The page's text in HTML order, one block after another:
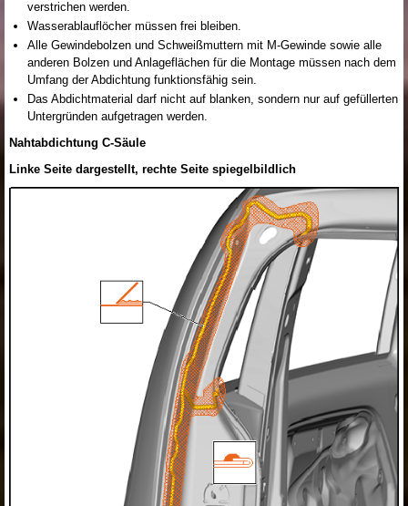
verstrichen werden.
Wasserablauflöcher müssen frei bleiben.
Alle Gewindebolzen und Schweißmuttern mit M-Gewinde sowie alle
anderen Bolzen und Anlageflächen für die Montage müssen nach dem
Umfang der Abdichtung funktionsfähig sein.
Das Abdichtmaterial darf nicht auf blanken, sondern nur auf gefüllerten
Untergründen aufgetragen werden.
Nahtabdichtung C-Säule
Linke Seite dargestellt, rechte Seite spiegelbildlich